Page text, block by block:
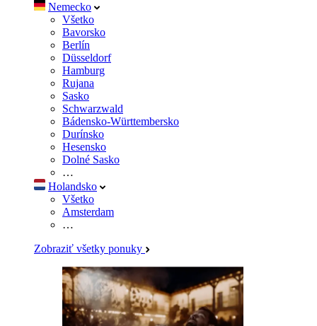
Nemecko
Všetko
Bavorsko
Berlín
Düsseldorf
Hamburg
Rujana
Sasko
Schwarzwald
Bádensko-Württembersko
Durínsko
Hesensko
Dolné Sasko
…
Holandsko
Všetko
Amsterdam
…
Zobraziť všetky ponuky